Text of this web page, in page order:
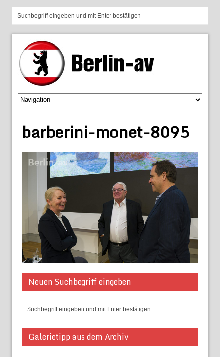
barberini-monet-8095
Neuen Suchbegriff eingeben
Galerietipp aus dem Archiv